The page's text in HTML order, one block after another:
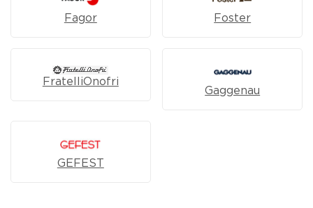
Fagor Foster
FratelliOnofri
Gaggenau
GEFEST